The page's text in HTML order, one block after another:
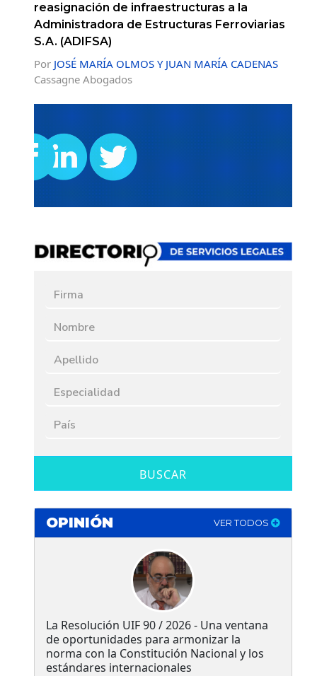
reasignación de infraestructuras a la
Administradora de Estructuras Ferroviarias
S.A. (ADIFSA)
Por JOSÉ MARÍA OLMOS Y JUAN MARÍA CADENAS
Cassagne Abogados
BUSCAR
OPINIÓN VER TODOS
La Resolución UIF 90 / 2026 - Una ventana
de oportunidades para armonizar la
norma con la Constitución Nacional y los
estándares internacionales